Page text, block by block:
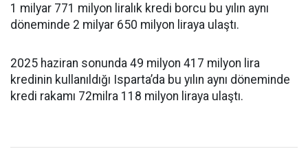
1 milyar 771 milyon liralık kredi borcu bu yılın aynı
döneminde 2 milyar 650 milyon liraya ulaştı.
2025 haziran sonunda 49 milyon 417 milyon lira
kredinin kullanıldığı Isparta’da bu yılın aynı döneminde
kredi rakamı 72milra 118 milyon liraya ulaştı.